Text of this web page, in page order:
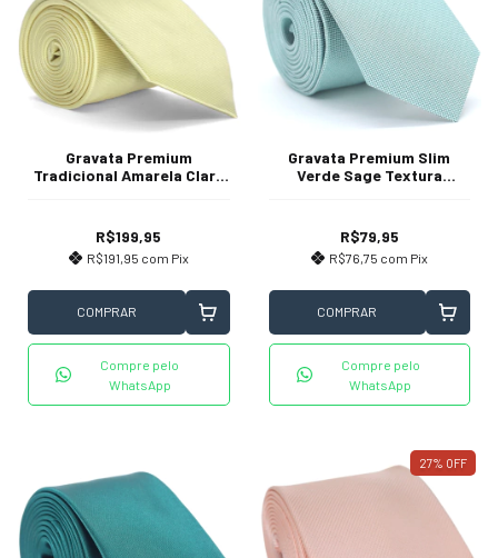
Gravata Premium
Tradicional Amarela Clara
R$199,95
R$191,95 com Pix
COMPRAR
Compre pelo
WhatsApp
Gravata Premium Slim
Verde Sage Textura
R$79,95
R$76,75 com Pix
COMPRAR
Compre pelo
WhatsApp
27% OFF